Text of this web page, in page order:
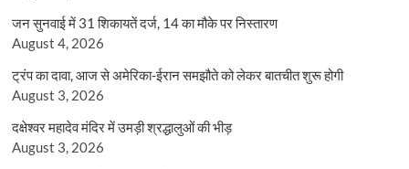
जन सुनवाई में 31 शिकायतें दर्ज, 14 का मौके पर निस्तारण
August 4, 2026
ट्रंप का दावा, आज से अमेरिका-ईरान समझौते को लेकर बातचीत शुरू होगी
August 3, 2026
दक्षेश्वर महादेव मंदिर में उमड़ी श्रद्धालुओं की भीड़
August 3, 2026